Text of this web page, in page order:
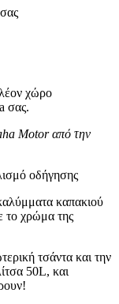
χώρο
σας.
Motor από την
οδήγησης
καπακιού
το χρώμα της
τσάντα και την
50L, και